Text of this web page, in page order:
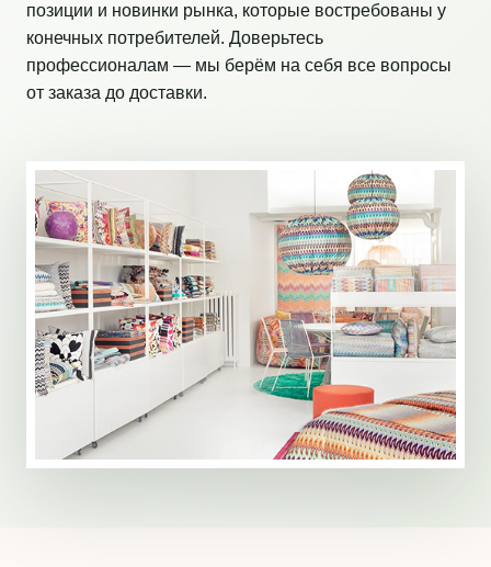
позиции и новинки рынка, которые востребованы у
конечных потребителей. Доверьтесь
профессионалам — мы берём на себя все вопросы
от заказа до доставки.